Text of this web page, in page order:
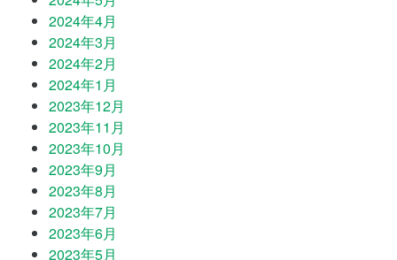
2024年4月
2024年3月
2024年2月
2024年1月
2023年12月
2023年11月
2023年10月
2023年9月
2023年8月
2023年7月
2023年6月
2023年5月